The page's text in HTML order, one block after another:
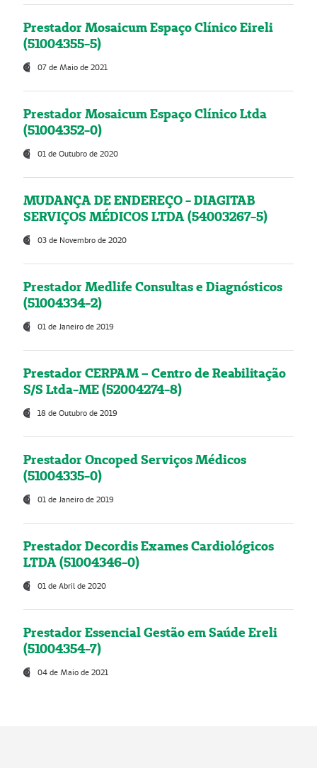
Prestador Mosaicum Espaço Clínico Eireli
(51004355-5)
07 de Maio de 2021
Prestador Mosaicum Espaço Clínico Ltda
(51004352-0)
01 de Outubro de 2020
MUDANÇA DE ENDEREÇO - DIAGITAB
SERVIÇOS MÉDICOS LTDA (54003267-5)
03 de Novembro de 2020
Prestador Medlife Consultas e Diagnósticos
(51004334-2)
01 de Janeiro de 2019
Prestador CERPAM – Centro de Reabilitação
S/S Ltda-ME (52004274-8)
18 de Outubro de 2019
Prestador Oncoped Serviços Médicos
(51004335-0)
01 de Janeiro de 2019
Prestador Decordis Exames Cardiológicos
LTDA (51004346-0)
01 de Abril de 2020
Prestador Essencial Gestão em Saúde Ereli
(51004354-7)
04 de Maio de 2021